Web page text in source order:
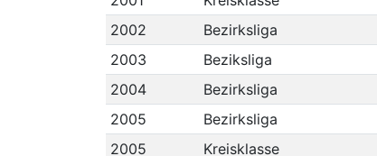
2002
Bezirksliga
2003
Beziksliga
2004
Bezirksliga
2005
Bezirksliga
2005
Kreisklasse